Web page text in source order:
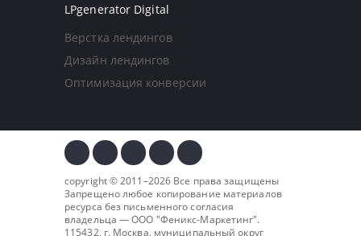
LPgenerator Digital
Верстка лендингов
Дизайн лендингов
Оптимизация конверсии
copyright © 2011–2026 Все права защищены
Запрещено любое копирование материалов
ресурса без письменного согласия
владельца — ООО "Феникс-Маркетинг".
115432, г. Москва, муниципальный округ